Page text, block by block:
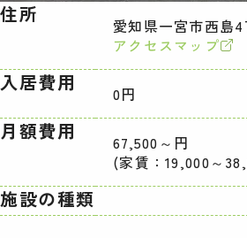
住所
愛知県一宮市西島
アクセスマップ
入居費用 0円
月額費用
67,500～円
(家賃：19,000～
施設の種類